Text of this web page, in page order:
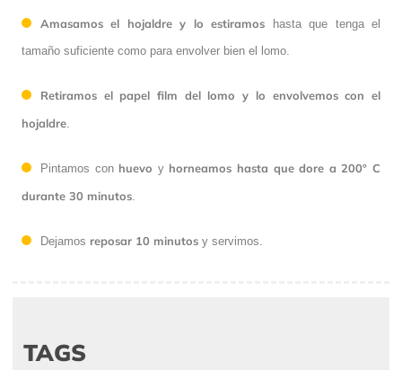
Amasamos el hojaldre y lo estiramos hasta que tenga el
tamaño suficiente como para envolver bien el lomo.
Retiramos el papel film del lomo y lo envolvemos con el
hojaldre
Pintamos con huevo y horneamos hasta que dore a 200º C
durante 30 minutos
Dejamos reposar 10 minutos y servimos.
TAGS